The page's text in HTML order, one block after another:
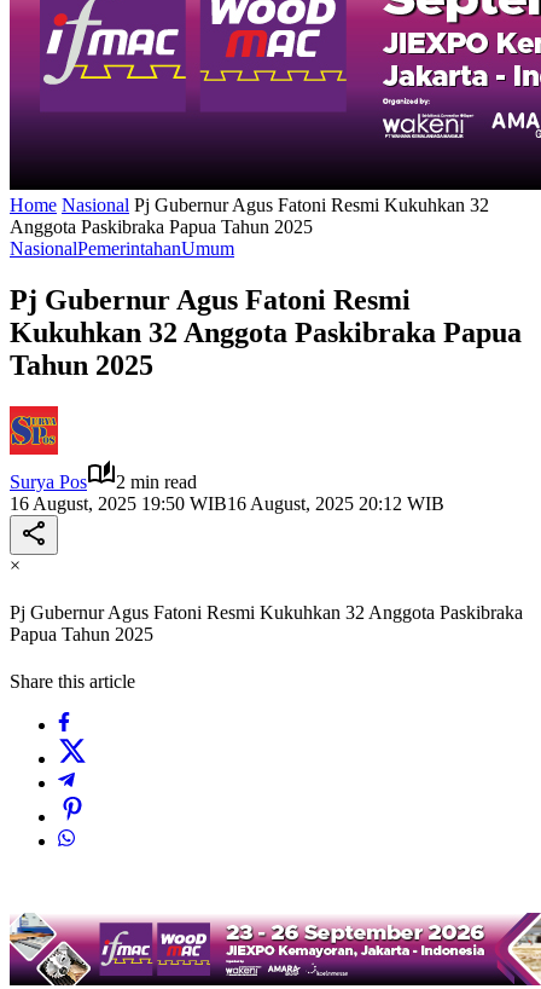
Home Nasional Pj Gubernur Agus Fatoni Resmi Kukuhkan 32
Anggota Paskibraka Papua Tahun 2025
NasionalPemerintahanUmum
Pj Gubernur Agus Fatoni Resmi
Kukuhkan 32 Anggota Paskibraka Papua
Tahun 2025
Surya Pos
2 min read
16 August, 2025 19:50 WIB16 August, 2025 20:12 WIB
×
Pj Gubernur Agus Fatoni Resmi Kukuhkan 32 Anggota Paskibraka
Papua Tahun 2025
Share this article